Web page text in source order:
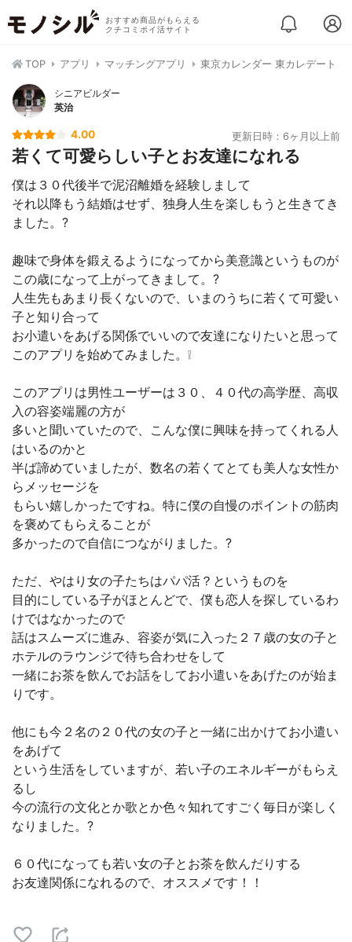
おすすめ商品がもらえる
クチコミポイ活サイト
TOP アプリ マッチングアプリ 東京カレンダー 東カレデート
シニアビルダー
英治
4.00 更新日時：6ヶ月以上前
若くて可愛らしい子とお友達になれる
僕は３０代後半で泥沼離婚を経験しまして
それ以降もう結婚はせず、独身人生を楽しもうと生きてき
ました。?
趣味で身体を鍛えるようになってから美意識というものが
この歳になって上がってきまして。?
人生先もあまり長くないので、いまのうちに若くて可愛い
子と知り合って
お小遣いをあげる関係でいいので友達になりたいと思って
このアプリを始めてみました。❕
このアプリは男性ユーザーは３０、４０代の高学歴、高収
入の容姿端麗の方が
多いと聞いていたので、こんな僕に興味を持ってくれる人
はいるのかと
半ば諦めていましたが、数名の若くてとても美人な女性か
らメッセージを
もらい嬉しかったですね。特に僕の自慢のポイントの筋肉
を褒めてもらえることが
多かったので自信につながりました。?
ただ、やはり女の子たちはパパ活？というものを
目的にしている子がほとんどで、僕も恋人を探しているわ
けではなかったので
話はスムーズに進み、容姿が気に入った２７歳の女の子と
ホテルのラウンジで待ち合わせをして
一緒にお茶を飲んでお話をしてお小遣いをあげたのが始ま
りです。
他にも今２名の２０代の女の子と一緒に出かけてお小遣い
をあげて
という生活をしていますが、若い子のエネルギーがもらえ
るし
今の流行の文化とか歌とか色々知れてすごく毎日が楽しく
なりました。?
６０代になっても若い女の子とお茶を飲んだりする
お友達関係になれるので、オススメです！！